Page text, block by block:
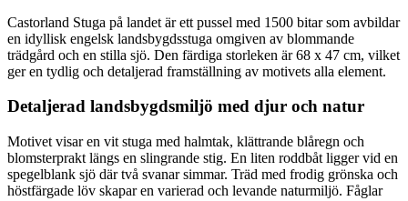
Castorland Stuga på landet är ett pussel med 1500 bitar som avbildar
en idyllisk engelsk landsbygdsstuga omgiven av blommande
trädgård och en stilla sjö. Den färdiga storleken är 68 x 47 cm, vilket
ger en tydlig och detaljerad framställning av motivets alla element.
Detaljerad landsbygdsmiljö med djur och natur
Motivet visar en vit stuga med halmtak, klättrande blåregn och
blomsterprakt längs en slingrande stig. En liten roddbåt ligger vid en
spegelblank sjö där två svanar simmar. Träd med frodig grönska och
höstfärgade löv skapar en varierad och levande naturmiljö. Fåglar